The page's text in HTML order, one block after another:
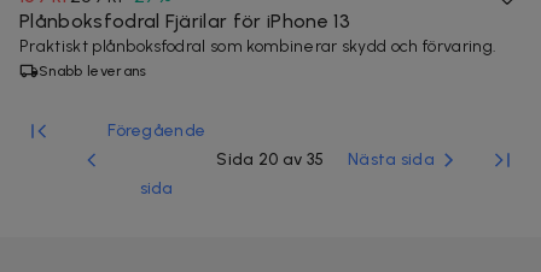
Plånboksfodral Fjärilar för iPhone 13
Praktiskt plånboksfodral som kombinerar skydd och förvaring.
Snabb leverans
Föregående
sida
Sida 20 av 35 Nästa sida